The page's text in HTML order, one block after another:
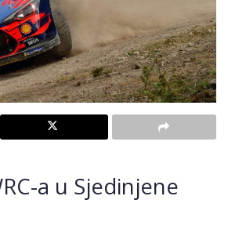
a u Sjedinjene